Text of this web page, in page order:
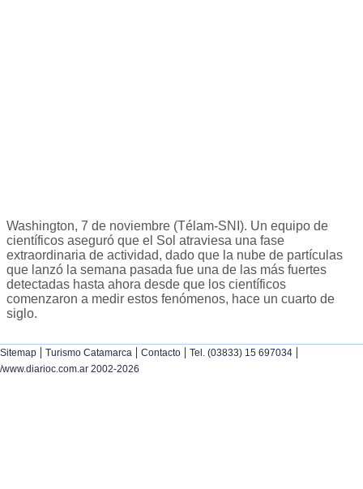
Washington, 7 de noviembre (Télam-SNI). Un equipo de
científicos aseguró que el Sol atraviesa una fase
extraordinaria de actividad, dado que la nube de partículas
que lanzó la semana pasada fue una de las más fuertes
detectadas hasta ahora desde que los científicos
comenzaron a medir estos fenómenos, hace un cuarto de
siglo.
Sitemap | Turismo Catamarca | Contacto | Tel. (03833) 15 697034 |
/www.diarioc.com.ar 2002-2026